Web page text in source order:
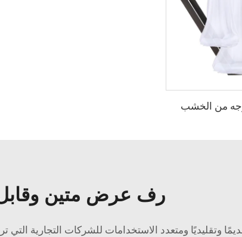
من الخشب
رف عرض متين
وتقليديًا ومتعدد الاستخدامات للشركات التجارية